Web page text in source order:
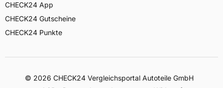
CHECK24 App
CHECK24 Gutscheine
CHECK24 Punkte
© 2026 CHECK24 Vergleichsportal Autoteile GmbH